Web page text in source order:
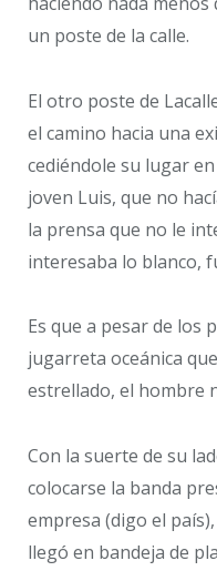
un poste de la calle.
El otro poste de
el camino hacia una
cediéndole su lugar
joven Luis, que no
la prensa que no le
interesaba lo blanco,
Es que a pesar de los
jugarreta oceánica
estrellado, el hombre
Con la suerte de su
colocarse la banda
empresa (digo el
llegó en bandeja de